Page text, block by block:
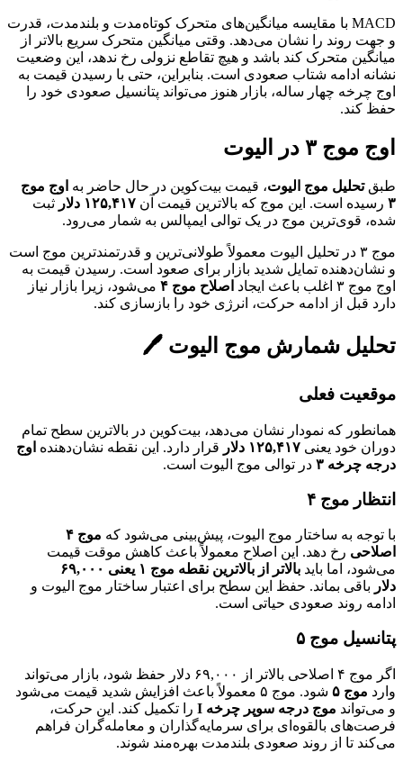
MACD با مقایسه میانگین‌های متحرک کوتاه‌مدت و بلندمدت، قدرت
و جهت روند را نشان می‌دهد. وقتی میانگین متحرک سریع بالاتر از
میانگین متحرک کند باشد و هیچ تقاطع نزولی رخ ندهد، این وضعیت
نشانه ادامه شتاب صعودی است. بنابراین، حتی با رسیدن قیمت به
اوج چرخه چهار ساله، بازار هنوز می‌تواند پتانسیل صعودی خود را
حفظ کند.
اوج موج ۳ در الیوت
طبقتحلیل موج الیوت، قیمت بیت‌کوین در حال حاضر به اوج موج
۳ رسیده است. این موج که بالاترین قیمت آن ۱۲۵,۴۱۷ دلار
ثبت
شده، قوی‌ترین موج در یک توالی ایمپالس به شمار می‌رود.
موج ۳ در تحلیل الیوت معمولاً طولانی‌ترین و قدرتمندترین موج است
و نشان‌دهنده تمایل شدید بازار برای صعود است. رسیدن قیمت به
اوج موج ۳ اغلب باعث ایجاد
اصلاح موج ۴
می‌شود، زیرا بازار نیاز
دارد قبل از ادامه حرکت، انرژی خود را بازسازی کند.
تحلیل شمارش موج الیوت 🖊️
موقعیت فعلی
همانطور که نمودار نشان می‌دهد، بیت‌کوین در بالاترین سطح تمام
دوران خود یعنی ۱۲۵,۴۱۷ دلار قرار دارد. این نقطه نشان‌دهنده اوج
درجه چرخه ۳
در توالی موج الیوت است.
انتظار موج ۴
با توجه به ساختار موج الیوت، پیش‌بینی می‌شود که
موج ۴
اصلاحی رخ دهد. این اصلاح معمولاً باعث کاهش موقت قیمت
می‌شود، اما باید
بالاتر از بالاترین نقطه موج ۱ یعنی ۶۹,۰۰۰
دلار باقی بماند. حفظ این سطح برای اعتبار ساختار موج الیوت و
ادامه روند صعودی حیاتی است.
پتانسیل موج ۵
اگر موج ۴ اصلاحی بالاتر از ۶۹,۰۰۰ دلار حفظ شود، بازار می‌تواند
وارد موج ۵
شود. موج ۵ معمولاً باعث افزایش شدید قیمت می‌شود
و می‌تواند موج درجه سوپر چرخه I
را تکمیل کند. این حرکت،
فرصت‌های بالقوه‌ای برای سرمایه‌گذاران و معامله‌گران فراهم
می‌کند تا از روند صعودی بلندمدت بهره‌مند شوند.